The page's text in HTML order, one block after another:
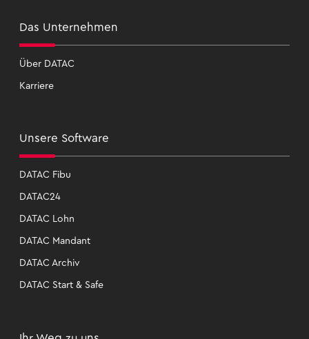
Das Un­ter­neh­men
Über DATAC
Kar­rie­re
Un­se­re Soft­ware
DATAC Fibu
DATAC24
DATAC Lohn
DATAC Man­dant
DATAC Ar­chiv
DATAC Start & Safe